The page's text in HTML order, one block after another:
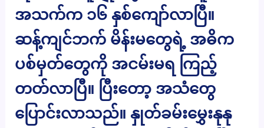
အသက်က ၁၆ နှစ်ကျော်လာပြီ။
ဆန့်ကျင်ဘက် မိန်းမတွေရဲ့ အဓိက
ပစ်မှတ်တွေကို အငမ်းမရ ကြည့်
တတ်လာပြီ။ ပြီးတော့ အသံတွေ
ပြောင်းလာသည်။ နှုတ်ခမ်းမွှေးနုနု